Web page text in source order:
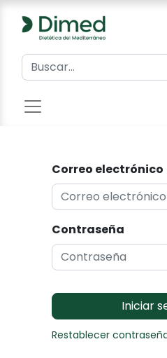
Correo electrónico
Contraseña
Iniciar
Restablecer